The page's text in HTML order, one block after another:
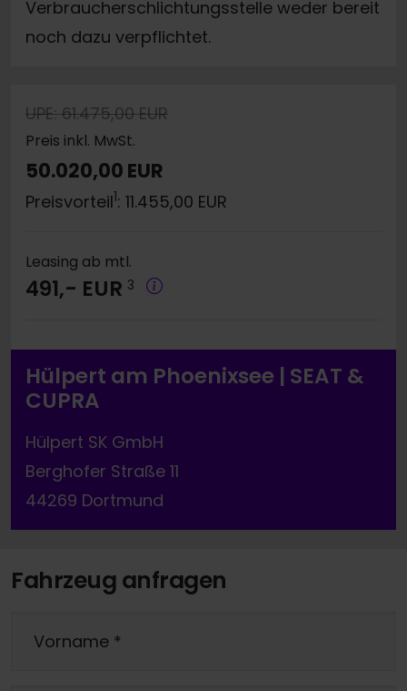
Verbraucherschlichtungsstelle weder bereit
noch dazu verpflichtet.
UPE: 61.475,00 EUR
Preis inkl. MwSt.
50.020,00 EUR
Preisvorteil1: 11.455,00 EUR
Leasing ab mtl.
491,- EUR 3
Hülpert am Phoenixsee | SEAT &
CUPRA
Hülpert SK GmbH
Berghofer Straße 11
44269 Dortmund
Fahrzeug anfragen
Vorname *